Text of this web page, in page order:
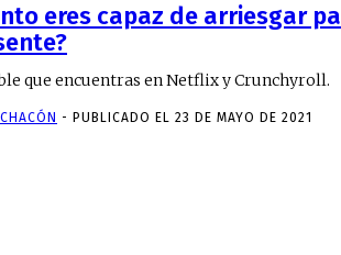
eres capaz de arriesgar
que encuentras en Netflix y Crunchyroll.
- PUBLICADO EL 23 DE MAYO DE 2021